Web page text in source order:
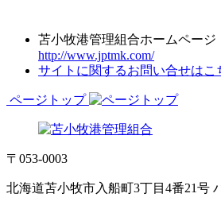
苫小牧港管理組合ホームページ
http://www.jptmk.com/
サイトに関するお問い合せはこ
ページトップ
〒053-0003
北海道苫小牧市入船町3丁目4番21号